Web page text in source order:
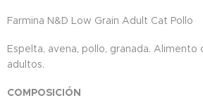
Farmina N&D Low Grain Adult Cat Pollo
Espelta, avena, pollo, granada.
adultos.
COMPOSICIÓN